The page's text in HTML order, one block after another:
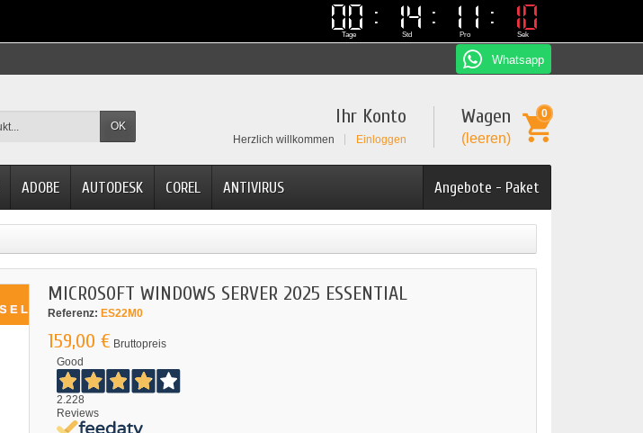
00
00
Tage
14
14
Std
11
11
Pro
10
10
Sek
Whatsapp
OK Wagen
(leeren)
0
Ihr Konto
Herzlich willkommen Einloggen
Angebote - Paket
ADOBE AUTODESK COREL ANTIVIRUS
MICROSOFT WINDOWS SERVER 2025 ESSENTIAL
Referenz: ES22M0
159,00 € Bruttopreis
Good
2.228
Reviews